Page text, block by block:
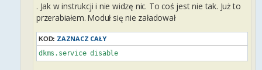
. Jak w instrukcji i nie widzę nic. To coś jest nie tak. Już to
przerabiałem. Moduł się nie załadował
KOD: ZAZNACZ CAŁY
dkms.service disable